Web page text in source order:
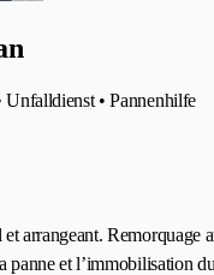
Unfalldienst • Pannenhilfe
et arrangeant. Remorquage
panne et l’immobilisation